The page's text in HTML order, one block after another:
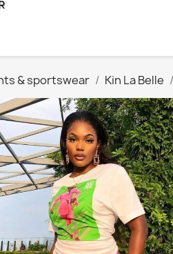
& sportswear Kin La Belle